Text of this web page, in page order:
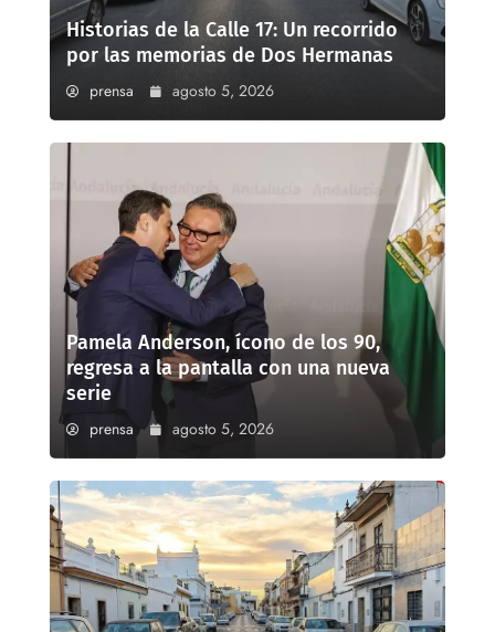
Historias de la Calle 17: Un recorrido
por las memorias de Dos Hermanas
prensa agosto 5, 2026
Pamela Anderson, ícono de los 90,
regresa a la pantalla con una nueva
serie
prensa agosto 5, 2026